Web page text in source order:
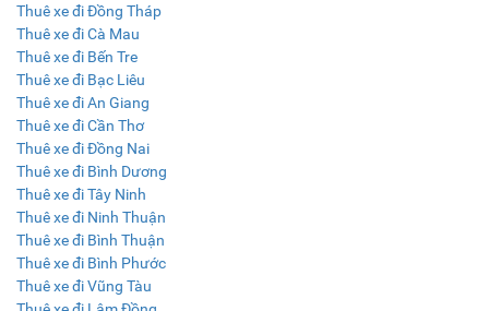
Thuê xe đi Đồng Tháp
Thuê xe đi Cà Mau
Thuê xe đi Bến Tre
Thuê xe đi Bạc Liêu
Thuê xe đi An Giang
Thuê xe đi Cần Thơ
Thuê xe đi Đồng Nai
Thuê xe đi Bình Dương
Thuê xe đi Tây Ninh
Thuê xe đi Ninh Thuận
Thuê xe đi Bình Thuận
Thuê xe đi Bình Phước
Thuê xe đi Vũng Tàu